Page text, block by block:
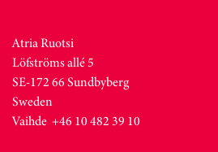
Atria Ruotsi
Löfströms allé 5
SE-172 66 Sundbyberg
Sweden
Vaihde +46 10 482 39 10